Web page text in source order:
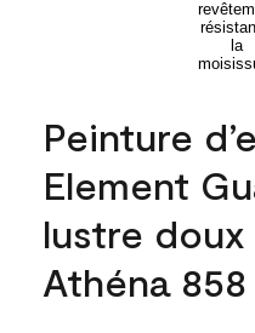
Peinture
Element
lustre doux
Athéna 858